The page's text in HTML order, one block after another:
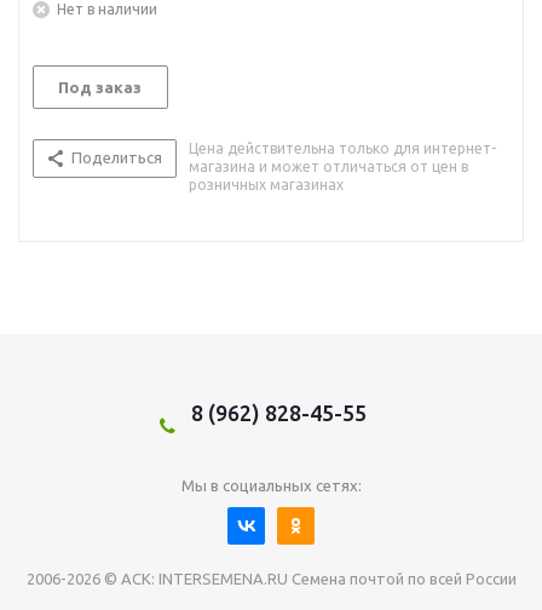
Нет в наличии
Под заказ
Поделиться
Цена действительна только для интернет-
магазина и может отличаться от цен в
розничных магазинах
8 (962) 828-45-55
Мы в социальных сетях:
2006-2026 © АСК: INTERSEMENA.RU Семена почтой по всей России